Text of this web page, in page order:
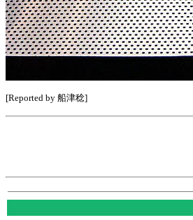
[Reported by 船津稔]